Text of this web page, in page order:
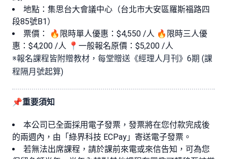
地點：集思台大會議中心（台北市大安區羅斯福路四
段85號B1）
票價： 🔥限時單人優惠：$4,550 /人 🔥限時三人優
惠：$4,200 /人 📍一般報名原價：$5,200 /人
※報名課程皆附贈教材，每堂贈送《經理人月刊》6期 (課
程隔月號起算)
📌重要須知
本公司已全面採用電子發票，發票將在您付款完成後
的兩週內，由「綠界科技 ECPay」寄送電子發票。
若無法出席課程，請於課前來電或來信告知，可為您